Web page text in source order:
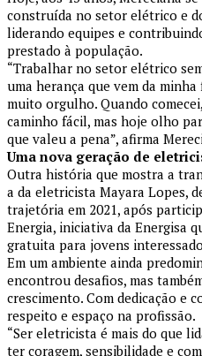
construída no setor elétrico e
liderando equipes e
prestado à população.
“Trabalhar no setor elétrico
uma herança que vem da
muito orgulho. Quando
caminho fácil, mas hoje olho
que valeu a pena”, afirma
Uma nova geração de
Outra história que mostra a
a da eletricista Mayara Lopes,
trajetória em 2021, após
Energia, iniciativa da Energisa
gratuita para jovens
Em um ambiente ainda
encontrou desafios, mas
crescimento. Com dedicação e
respeito e espaço na profissão.
“Ser eletricista é mais do que
ter coragem, sensibilidade e